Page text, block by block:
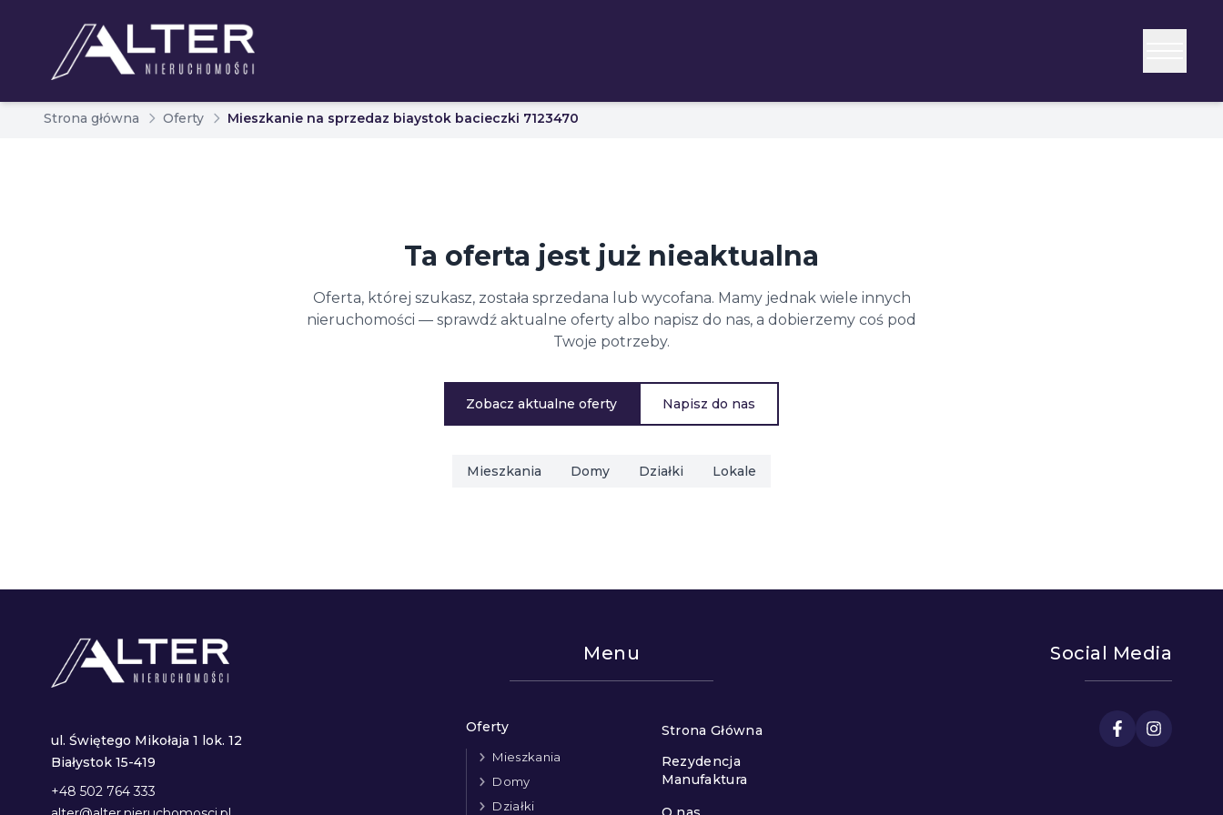
Strona główna Oferty Mieszkanie na sprzedaz biaystok bacieczki 7123470
Ta oferta jest już nieaktualna
Oferta, której szukasz, została sprzedana lub wycofana. Mamy jednak wiele innych
nieruchomości — sprawdź aktualne oferty albo napisz do nas, a dobierzemy coś pod
Twoje potrzeby.
Zobacz aktualne oferty Napisz do nas
Mieszkania Domy Działki Lokale
ul. Świętego Mikołaja 1 lok. 12
Białystok 15-419
+48 502 764 333
Menu
Oferty
Mieszkania
Domy
Działki
Strona Główna
Rezydencja
Manufaktura
Social Media